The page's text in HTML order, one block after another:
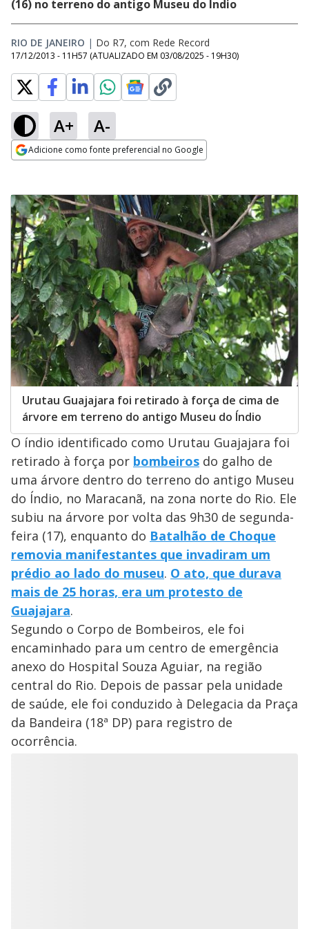
(16) no terreno do antigo Museu do Índio
RIO DE JANEIRO | Do R7, com Rede Record
17/12/2013 - 11H57 (ATUALIZADO EM 03/08/2025 - 19H30)
A+ A-
Adicione como fonte preferencial no Google
Urutau Guajajara foi retirado à força de cima de
árvore em terreno do antigo Museu do Índio
O índio identificado como Urutau Guajajara foi
retirado à força por bombeiros do galho de
uma árvore dentro do terreno do antigo Museu
do Índio, no Maracanã, na zona norte do Rio. Ele
subiu na árvore por volta das 9h30 de segunda-
feira (17), enquanto do Batalhão de Choque
removia manifestantes que invadiram um
prédio ao lado do museu. O ato, que durava
mais de 25 horas, era um protesto de
Guajajara.
Segundo o Corpo de Bombeiros, ele foi
encaminhado para um centro de emergência
anexo do Hospital Souza Aguiar, na região
central do Rio. Depois de passar pela unidade
de saúde, ele foi conduzido à Delegacia da Praça
da Bandeira (18ª DP) para registro de
ocorrência.